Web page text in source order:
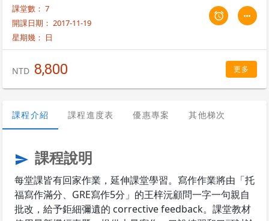
課堂數： 7
開課日期： 2017-11-19
星期幾： 日
NTD 8,800 更多
課程介紹 課程進度表 優惠專案 其他梯次
send 課程說明
每堂課皆有回家作業，延伸課堂學習。寫作作業將由「托
福寫作滿分、GRE寫作5分」的王梓沅顧問一字一句親自
批改，給予鉅細彌遺的 corrective feedback。課堂教材